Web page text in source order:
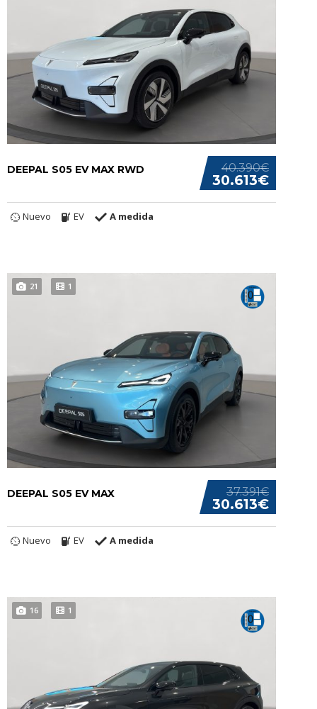
40.390€
30.613€
DEEPAL S05 EV MAX RWD
Nuevo EV A medida
21 1
37.391€
30.613€
DEEPAL S05 EV MAX
Nuevo EV A medida
16 1